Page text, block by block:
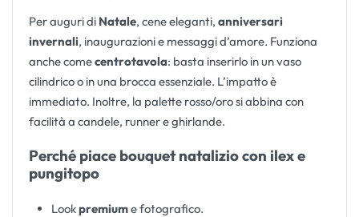
Per auguri di Natale, cene eleganti, anniversari
invernali, inaugurazioni e messaggi d’amore. Funziona
anche comecentrotavola: basta inserirlo in un vaso
cilindrico o in una brocca essenziale. L’impatto è
immediato. Inoltre, la palette rosso/oro si abbina con
facilità a candele, runner e ghirlande.
Perché piace bouquet natalizio con ilex e
pungitopo
Lookpremiume fotografico.